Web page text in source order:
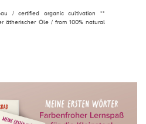
/ certified organic cultivation **
ätherischer Öle / from 100% natural